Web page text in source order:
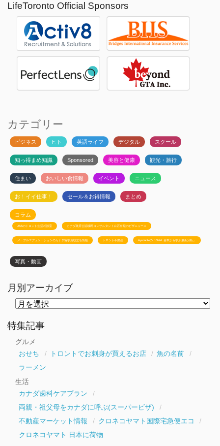
LifeToronto Official Sponsors
カテゴリー
ビジネス ヒト 英語ライフ デジタル スクール
知っ得まめ知識 Sponsored 美容と健康 観光・旅行
住まい おいしい食情報 イベント ニュース
お！イイ仕事！ セール＆お得情報 まとめ
コラム
JSSのトロント生活相談室 カナダ政府公認移民コンサルタント白石有紀のビザニュース
メープルエデュケーションのカナダ留学お役立ち情報 トロント不動産 Ayudanteの「GA4: 基本から学ぶ最新分析」
写真・動画
月別アーカイブ
ー
カ
特集記事
グルメ
おせち
トロントでお刺身が買えるお店
魚の名前
ラーメン
生活
カナダ歯科ケアプラン
両親・祖父母をカナダに呼ぶ(スーパービザ)
不動産マーケット情報
クロネコヤマト国際宅急便エコ
クロネコヤマト 日本に荷物